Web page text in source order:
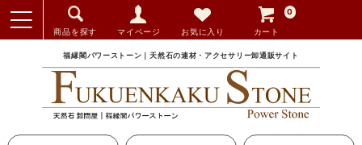
商品を探す マイページ お気に入り カート
0
福縁閣パワーストーン｜天然石の連材・アクセサリー卸通販サイト